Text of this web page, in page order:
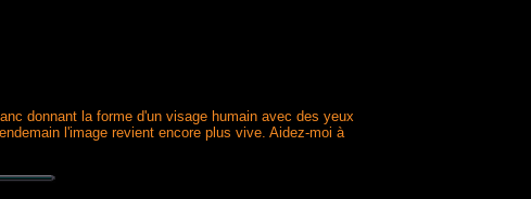
donnant la forme d'un visage humain avec des yeux
l'image revient encore plus vive. Aidez-moi à